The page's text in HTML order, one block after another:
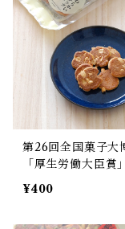
第26回全国菓子大
「厚生労働大臣賞
「やわらかいピー
んべい」
¥400